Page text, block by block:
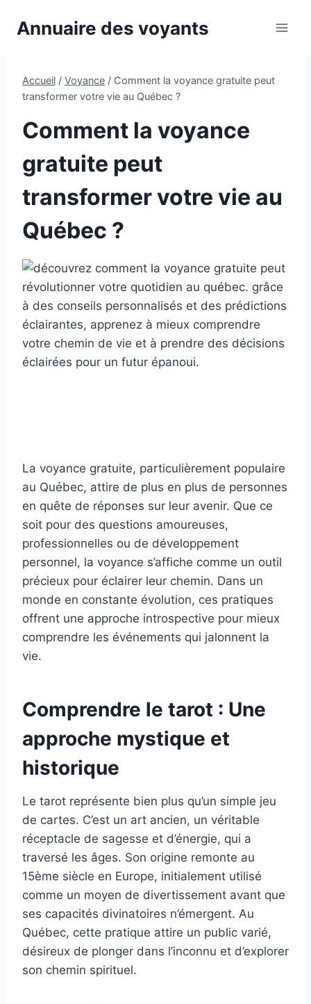
Annuaire des voyants
Accueil / Voyance / Comment la voyance gratuite peut
transformer votre vie au Québec ?
Comment la voyance
gratuite peut
transformer votre vie au
Québec ?
La voyance gratuite, particulièrement populaire
au Québec, attire de plus en plus de personnes
en quête de réponses sur leur avenir. Que ce
soit pour des questions amoureuses,
professionnelles ou de développement
personnel, la voyance s’affiche comme un outil
précieux pour éclairer leur chemin. Dans un
monde en constante évolution, ces pratiques
offrent une approche introspective pour mieux
comprendre les événements qui jalonnent la
vie.
Comprendre le tarot : Une
approche mystique et
historique
Le tarot représente bien plus qu’un simple jeu
de cartes. C’est un art ancien, un véritable
réceptacle de sagesse et d’énergie, qui a
traversé les âges. Son origine remonte au
15ème siècle en Europe, initialement utilisé
comme un moyen de divertissement avant que
ses capacités divinatoires n’émergent. Au
Québec, cette pratique attire un public varié,
désireux de plonger dans l’inconnu et d’explorer
son chemin spirituel.